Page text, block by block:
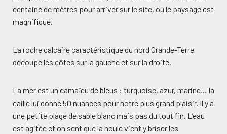
centaine de mètres pour arriver sur le site, où le paysage est
magnifique.
La roche calcaire caractéristique du nord Grande-Terre
découpe les côtes sur la gauche et sur la droite.
La mer est un camaïeu de bleus : turquoise, azur, marine… la
caille lui donne 50 nuances pour notre plus grand plaisir. Il y a
une petite plage de sable blanc mais pas du tout fin. L’eau
est agitée et on sent que la houle vient y briser les